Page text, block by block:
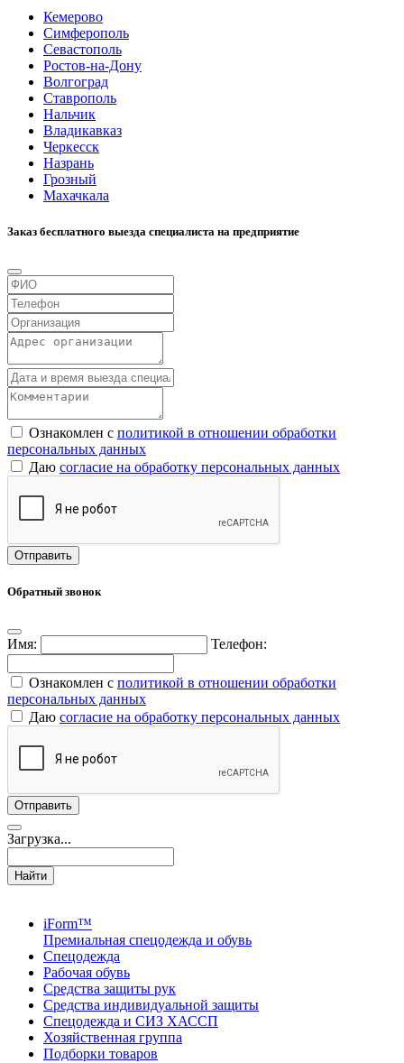
Кемерово
Симферополь
Севастополь
Ростов-на-Дону
Волгоград
Ставрополь
Нальчик
Владикавказ
Черкесск
Назрань
Грозный
Махачкала
Заказ бесплатного выезда специалиста на предприятие
Ознакомлен с политикой в отношении обработки
персональных данных
Даю согласие на обработку персональных данных
Обратный звонок
Имя: Телефон:
Ознакомлен с политикой в отношении обработки
персональных данных
Даю согласие на обработку персональных данных
Загрузка...
Найти
iForm™
Премиальная спецодежда и обувь
Спецодежда
Рабочая обувь
Средства защиты рук
Средства индивидуальной защиты
Спецодежда и СИЗ ХАССП
Хозяйственная группа
Подборки товаров